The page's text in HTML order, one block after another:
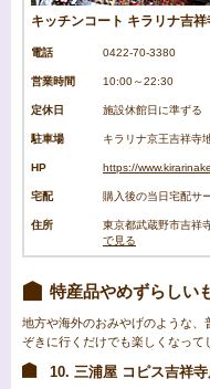
キッチンコート キラリナ吉祥
電話 0422-70-3380
営業時間 10:00～22:30
定休日 施設休館日に準ずる
駐車場 キラリナ京王吉祥寺
HP https://
宅配 購入後の当日宅配サ
住所 東京都武蔵野市吉祥
で見る
特産品やめずらしい
地方や海外のおみやげのような
ぞきに行くだけでも楽しくなって
10. 三浦屋 コピス吉祥